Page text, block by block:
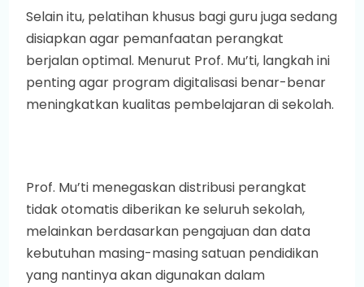
Selain itu, pelatihan khusus bagi guru juga sedang
disiapkan agar pemanfaatan perangkat
berjalan optimal. Menurut Prof. Mu’ti, langkah ini
penting agar program digitalisasi benar-benar
meningkatkan kualitas pembelajaran di sekolah.
Prof. Mu’ti menegaskan distribusi perangkat
tidak otomatis diberikan ke seluruh sekolah,
melainkan berdasarkan pengajuan dan data
kebutuhan masing-masing satuan pendidikan
yang nantinya akan digunakan dalam